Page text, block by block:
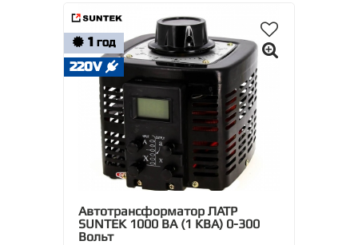
1 ГОД
220V
Автотрансформатор ЛАТР
SUNTEK 1000 ВА (1 КВА) 0-300
Вольт